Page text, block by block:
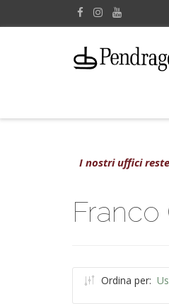
I nostri uffici
Franco
Ordina per: